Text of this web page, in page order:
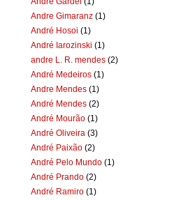
Andre Gimaranz (1)
André Hosoi (1)
André Iarozinski (1)
andre L. R. mendes (2)
André Medeiros (1)
Andre Mendes (1)
André Mendes (2)
André Mourão (1)
André Oliveira (3)
André Paixão (2)
André Pelo Mundo (1)
André Prando (2)
André Ramiro (1)